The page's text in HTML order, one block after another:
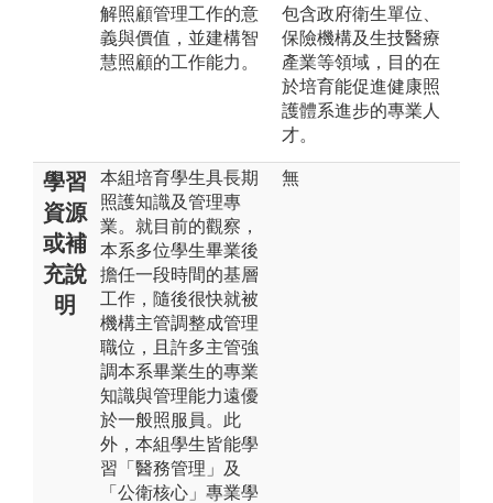
解照顧管理工作的意
義與價值，並建構智
慧照顧的工作能力。
包含政府衛生單位、
保險機構及生技醫療
產業等領域，目的在
於培育能促進健康照
護體系進步的專業人
才。
學習
資源
或補
充說
明
本組培育學生具長期
照護知識及管理專
業。就目前的觀察，
本系多位學生畢業後
擔任一段時間的基層
工作，隨後很快就被
機構主管調整成管理
職位，且許多主管強
調本系畢業生的專業
知識與管理能力遠優
於一般照服員。此
外，本組學生皆能學
習「醫務管理」及
「公衛核心」專業學
無